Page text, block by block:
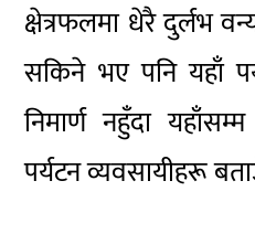
क्षेत्रफलमा धेरै दुर्लभ
सकिने भए पनि यहाँ
निमार्ण नहुँदा
पर्यटन व्यवसायीहरू